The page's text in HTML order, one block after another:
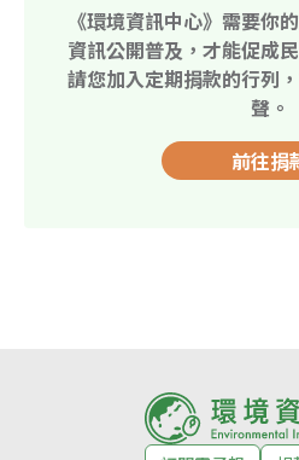
《環境資訊中心》需要你
資訊公開普及，才能促成
請您加入定期捐款的行列
聲。
前往捐